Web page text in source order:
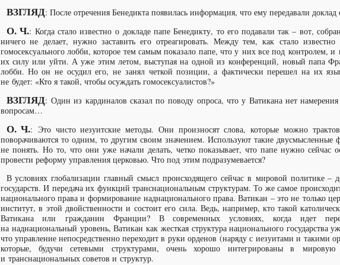
ВЗГЛЯД: После отречения Бенедикта появилась информация, что ему передавали
О. Ч.: Когда стало известно о докладе папе Бенедикту, то его подавали так – вот,
ничего не делает, нужно заставить его отреагировать. Между тем, как стало
гомосексуального лобби, которое тем самым показало папе, что у них все под контролем,
их силу или уйти. А уже этим летом, выступая на одной из конференций, новый папа
лобби. Но он не осудил его, не занял четкой позиции, а фактически перешел на их
не будет: «Кто я такой, чтобы осуждать гомосексуалистов?»
ВЗГЛЯД: Один из кардиналов сказал по поводу опроса, что у Ватикана нет
вопросам…
О. Ч.: Это чисто иезуитские методы. Они произносят слова, которые можно
поворачиваются то одним, то другим своим значением. Используют такие двусмысленные
не понять. Но то, что они уже начали делать, четко показывает, что папе нужно сейчас
провести реформу управления церковью. Что под этим подразумевается?
В условиях глобализации главный смысл происходящего сейчас в мировой политике –
государств. И передача их функций транснациональным структурам. То же самое
национального права и формирование наднационального права. Ватикан – это не только
институт, в этой двойственности и состоит его сила. Ведь, например, кто такой
Ватикана или гражданин Франции? В современных условиях, когда идет
на наднациональный уровень, Ватикан как жесткая структура национального государства
что управление непосредственно переходит в руки орденов (наряду с иезуитами и такими
которые, будучи сетевыми структурами, очень хорошо интегрированы в
и транснациональных советов и структур.